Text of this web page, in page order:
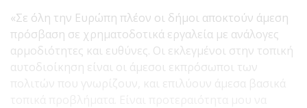
«Σε όλη την Ευρώπη πλέον οι δήμοι αποκτούν άμεση
πρόσβαση σε χρηματοδοτικά εργαλεία με ανάλογες
αρμοδιότητες και ευθύνες. Οι εκλεγμένοι στην τοπική
αυτοδιοίκηση είναι οι άμεσοι εκπρόσωποι των